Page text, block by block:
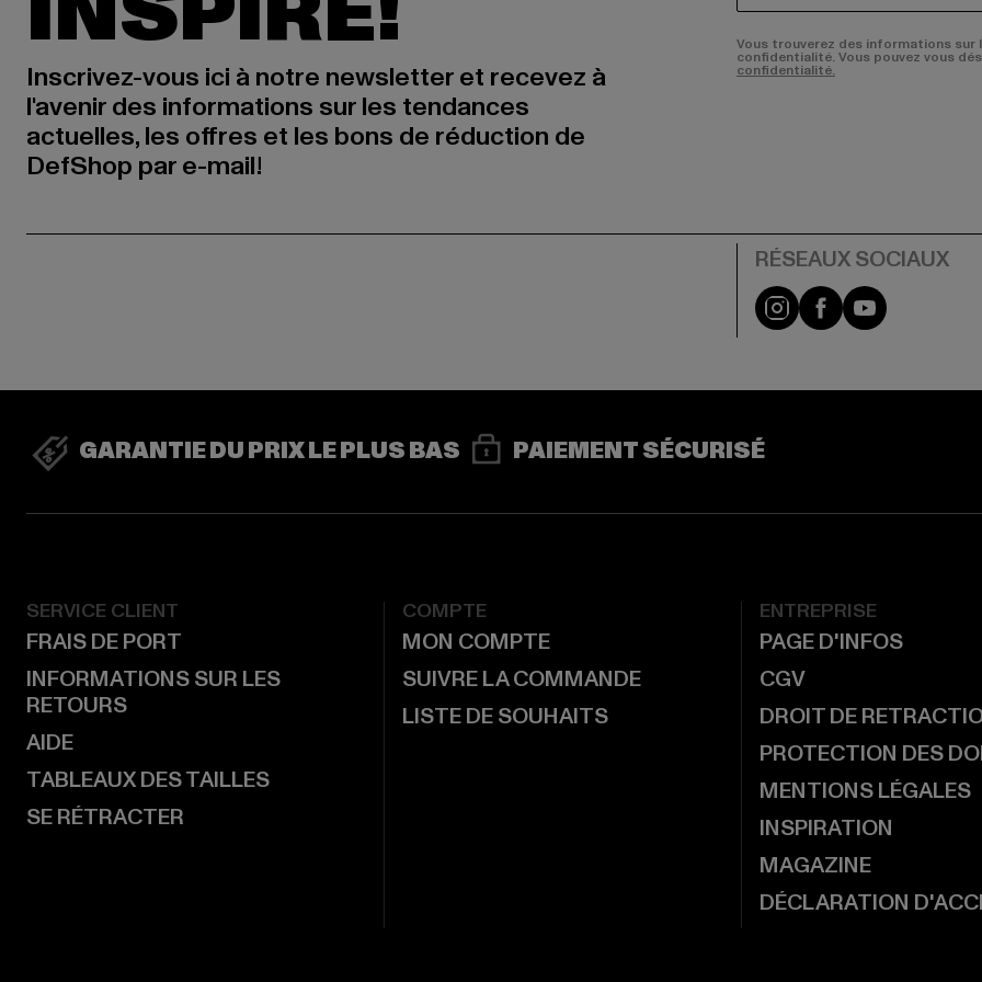
Inscrivez-vous ici à notre newsletter et recevez à
l'avenir des informations sur les tendances
actuelles, les offres et les bons de réduction de
DefShop par e-mail!
Vous trouverez des informations
confidentialité. Vous pouvez vous
confidentialité.
Visit our Instagram
Visit ourVisit our
GARANTIE DU PRIX LE PLUS BAS PAIEMENT SÉCURISÉ
SERVICE CLIENT
FRAIS DE PORT
INFORMATIONS SUR LES
RETOURS
AIDE
TABLEAUX DES TAILLES
SE RÉTRACTER
COMPTE
MON COMPTE
SUIVRE LA COMMANDE
LISTE DE SOUHAITS
ENTREPRISE
PAGE D'INFOS
CGV
DROIT DE
PROTECTION DES
MENTIONS LÉGALES
INSPIRATION
MAGAZINE
DÉCLARATION